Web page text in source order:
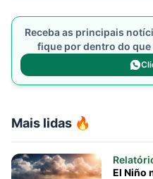
Mais lidas 🔥
El Niño
Receba as principais
fique por dentro do